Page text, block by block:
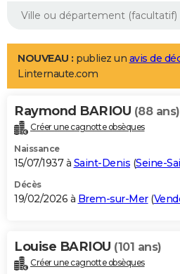
Aménagement intérieur
LIFESTYLE
Art de vivre
Bien-être
Loisirs
Mode
Modes de vie
Alimentation
Guide de la santé
Maladies
Médicaments
Sommeil
VOYAGE
Destinations
City break
Voyage nature
Voyage de noces
Forum
Climat
+PHOTO
GUIDES D'ACHAT
BONS PLANS
Carte de Noël
Carte Bonne année
Carte Saint-Valentin
Carte Pâques
Carte d'anniversaire
DICTIONNAIRE
NOUVEAU : publiez un avis de
Linternaute.com
Raymond BARIOU (88 ans)
Créer une cagnotte obsèques
Naissance
15/07/1937 à Saint-Denis (Seine-
Décès
19/02/2026 à Brem-sur-Mer(
Louise BARIOU (101 ans)
Créer une cagnotte obsèques